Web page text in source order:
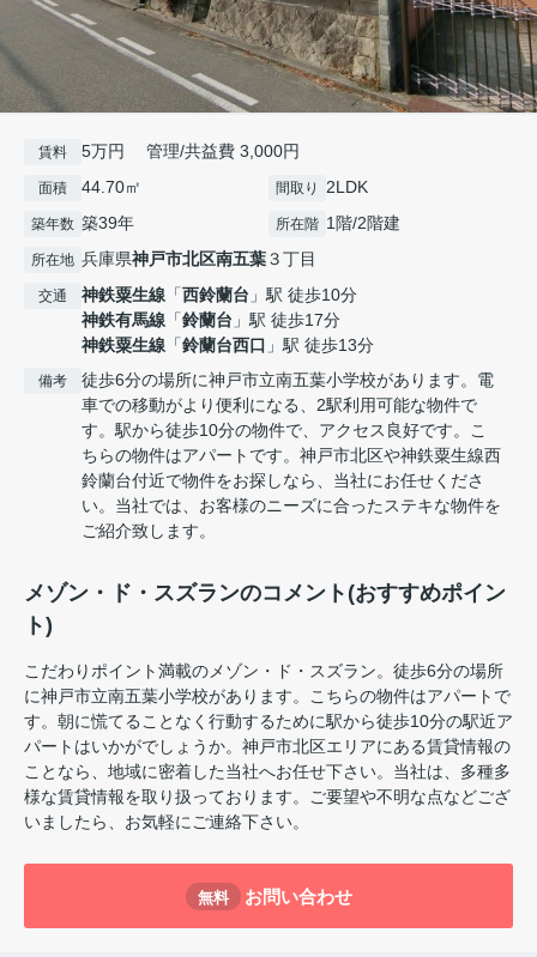
賃料 5万円 管理/共益費 3,000円
面積 44.70㎡ 間取り 2LDK
築年数 築39年 所在階 1階/2階建
所在地 兵庫県神戸市北区南五葉３丁目
交通 神鉄粟生線 「西鈴蘭台 」駅 徒歩10分
神鉄有馬線 「鈴蘭台 」駅 徒歩17分
神鉄粟生線 「鈴蘭台西口 」駅 徒歩13分
備考
徒歩6分の場所に神戸市立南五葉小学校があります。電
車での移動がより便利になる、2駅利用可能な物件で
す。駅から徒歩10分の物件で、アクセス良好です。こ
ちらの物件はアパートです。神戸市北区や神鉄粟生線西
鈴蘭台付近で物件をお探しなら、当社にお任せくださ
い。当社では、お客様のニーズに合ったステキな物件を
ご紹介致します。
メゾン・ド・スズランのコメント(おすすめポイン
ト)
こだわりポイント満載のメゾン・ド・スズラン。徒歩6分の場所
に神戸市立南五葉小学校があります。こちらの物件はアパートで
す。朝に慌てることなく行動するために駅から徒歩10分の駅近ア
パートはいかがでしょうか。神戸市北区エリアにある賃貸情報の
ことなら、地域に密着した当社へお任せ下さい。当社は、多種多
様な賃貸情報を取り扱っております。ご要望や不明な点などござ
いましたら、お気軽にご連絡下さい。
無料 お問い合わせ